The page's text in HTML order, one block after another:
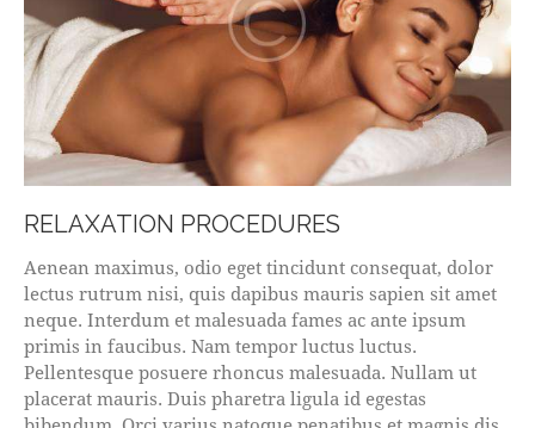
RELAXATION PROCEDURES
Aenean maximus, odio eget tincidunt consequat, dolor
lectus rutrum nisi, quis dapibus mauris sapien sit amet
neque. Interdum et malesuada fames ac ante ipsum
primis in faucibus. Nam tempor luctus luctus.
Pellentesque posuere rhoncus malesuada. Nullam ut
placerat mauris. Duis pharetra ligula id egestas